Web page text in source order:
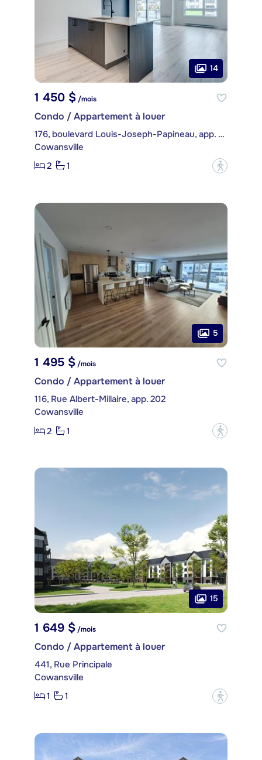
14
1 450 $ /mois
Condo / Appartement à louer
176, boulevard Louis-Joseph-Papineau, app. 02
Cowansville
2
1 ?
5
1 495 $/mois
Condo / Appartement à louer
116, Rue Albert-Millaire, app. 202
Cowansville
2
1 ?
15
1 649 $ /mois
Condo / Appartement à louer
441, Rue Principale
Cowansville
1
1 ?